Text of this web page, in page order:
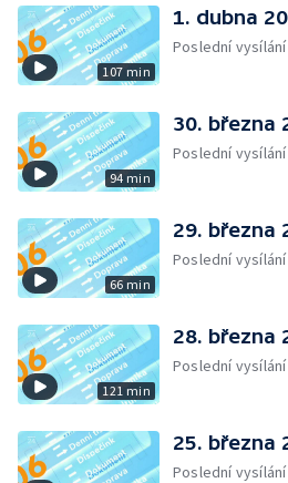
107 min
1. dubna
Poslední vysílání
94 min
30. března
Poslední vysílání
66 min
29. března
Poslední vysílání
121 min
28. března
Poslední vysílání
25. března
Poslední vysílání